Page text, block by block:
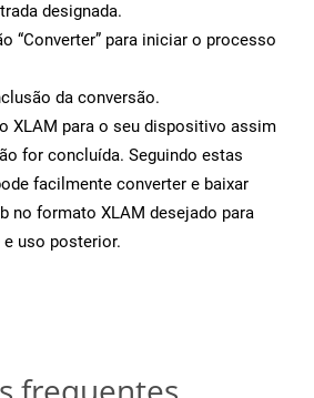
designada.
“Converter” para iniciar o processo
da conversão.
XLAM para o seu dispositivo assim
for concluída. Seguindo estas
facilmente converter e baixar
no formato XLAM desejado para
uso posterior.